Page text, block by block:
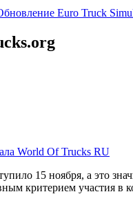
Euro Truck
World Of Trucks RU
15 ноября, а это
критерием участия в